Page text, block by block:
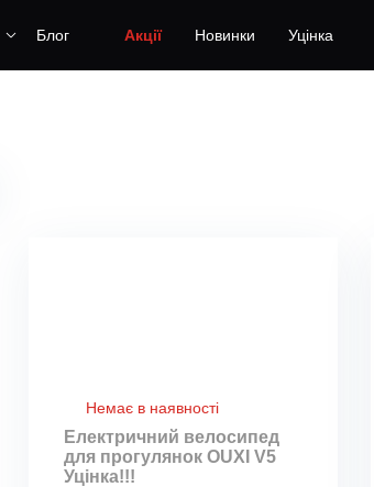
Блог Акції Новинки Уцінка
Немає в наявності
Електричний велосипед
для прогулянок OUXI V5
Уцінка!!!